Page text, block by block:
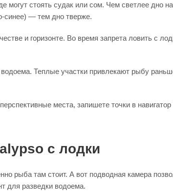
могут стоять судак или сом. Чем светлее дно
синее) — тем дно тверже.
и горизонте. Во время запрета ловить с
Теплые участки привлекают рыбу
места, запишете точки в навигатор
с лодки
рыба там стоит. А вот подводная камера
для разведки водоема.